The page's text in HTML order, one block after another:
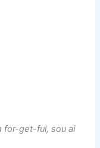
for-get-ful, sou ai